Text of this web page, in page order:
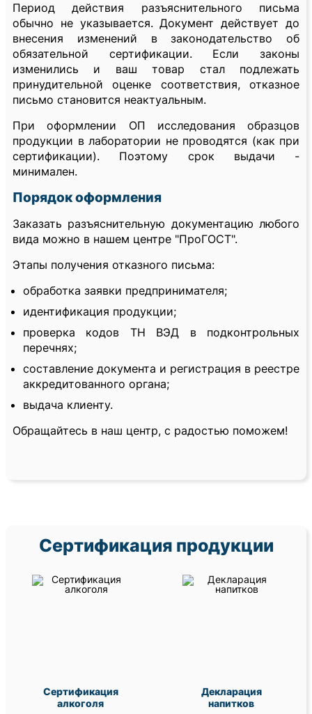
Период действия разъяснительного письма
обычно не указывается. Документ действует до
внесения изменений в законодательство об
обязательной сертификации. Если законы
изменились и ваш товар стал подлежать
принудительной оценке соответствия, отказное
письмо становится неактуальным.
При оформлении ОП исследования образцов
продукции в лаборатории не проводятся (как при
сертификации). Поэтому срок выдачи -
минимален.
Порядок оформления
Заказать разъяснительную документацию любого
вида можно в нашем центре "ПроГОСТ".
Этапы получения отказного письма:
обработка заявки предпринимателя;
идентификация продукции;
проверка кодов ТН ВЭД в подконтрольных
перечнях;
составление документа и регистрация в реестре
аккредитованного органа;
выдача клиенту.
Обращайтесь в наш центр, с радостью поможем!
Сертификация продукции
Сертификация
алкоголя
Декларация
напитков